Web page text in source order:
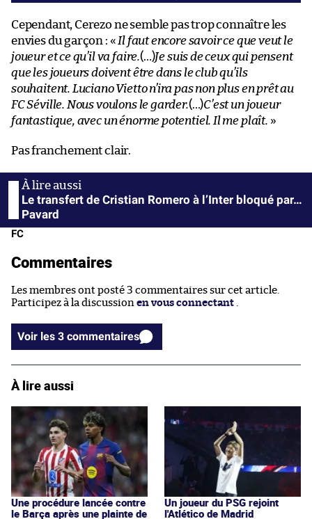
Cependant, Cerezo ne semble pas trop connaître les
envies du garçon : « Il faut encore savoir ce que veut le
joueur et ce qu’il va faire.(…)Je suis de ceux qui pensent
que les joueurs doivent être dans le club qu’ils
souhaitent. Luciano Vietto n’ira pas non plus en prêt au
FC Séville. Nous voulons le garder.(…)C’est un joueur
fantastique, avec un énorme potentiel. Il me plaît. »
Pas franchement clair.
Le transfert de Cristian Romero à l’Inter bloqué par…
Pavard
FC
Commentaires
Les membres ont posté 3 commentaires sur cet article.
Participez à la discussion en vous connectant
Voir les 3 commentaires
À lire aussi
Une procédure lancée contre
le Barça après une plainte de
Un joueur du PSG rejoint
l'Atlético de Madrid